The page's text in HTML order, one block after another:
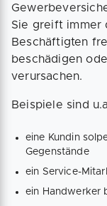
Sie greift immer
Beschäftigten
beschädigen
verursachen.
Beispiele sind
eine Kundin
Gegenstände
ein Service-
ein Handwerker